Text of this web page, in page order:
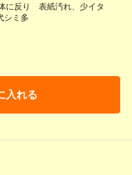
反り 表紙汚れ、少イタ
シミ多
入れる